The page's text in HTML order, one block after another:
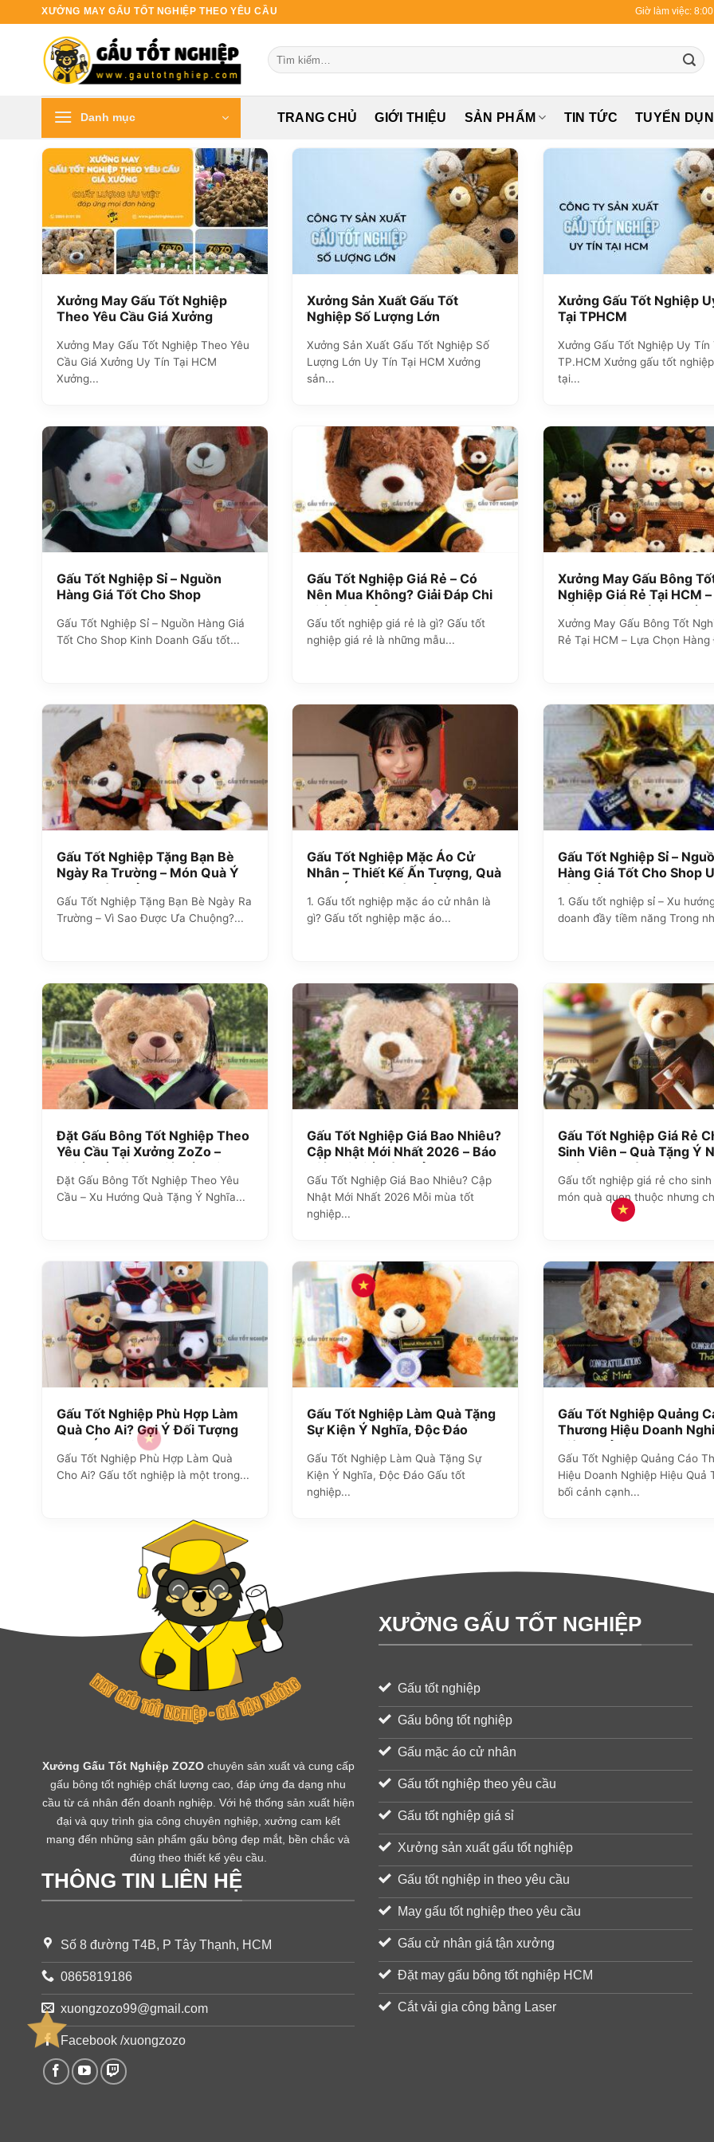
XƯỞNG MAY GẤU TỐT NGHIỆP THEO YÊU CẦU Giờ làm việc:
Tìm
kiếm:
Danh mục TRANG CHỦ GIỚI THIỆU SẢN PHẨM TIN TỨC TUYỂN
Xưởng May Gấu Tốt Nghiệp
Theo Yêu Cầu Giá Xưởng
Xưởng May Gấu Tốt Nghiệp Theo Yêu
Cầu Giá Xưởng Uy Tín Tại HCM
Xưởng...
Xưởng Sản Xuất Gấu Tốt
Nghiệp Số Lượng Lớn
Xưởng Sản Xuất Gấu Tốt Nghiệp Số
Lượng Lớn Uy Tín Tại HCM Xưởng
sản...
Xưởng Gấu Tốt Nghiệp
Tại TPHCM
Xưởng Gấu Tốt Nghiệp Uy Tín
TP.HCM Xưởng gấu tốt
tại...
Gấu Tốt Nghiệp Sỉ – Nguồn
Hàng Giá Tốt Cho Shop
Gấu Tốt Nghiệp Sỉ – Nguồn Hàng Giá
Tốt Cho Shop Kinh Doanh Gấu tốt...
Gấu Tốt Nghiệp Giá Rẻ – Có
Nên Mua Không? Giải Đáp Chi
Tiết Từ Xưởng ZoZo
Gấu tốt nghiệp giá rẻ là gì? Gấu tốt
nghiệp giá rẻ là những mẫu...
Xưởng May Gấu Bông
Nghiệp Giá Rẻ Tại HCM
Kế Theo Yêu Cầu, Chất
Cao
Xưởng May Gấu Bông Tốt
Rẻ Tại HCM – Lựa Chọn
Gấu Tốt Nghiệp Tặng Bạn Bè
Ngày Ra Trường – Món Quà Ý
Nghĩa Từ Xưởng ZoZo
Gấu Tốt Nghiệp Tặng Bạn Bè Ngày Ra
Trường – Vì Sao Được Ưa Chuộng?...
Gấu Tốt Nghiệp Mặc Áo Cử
Nhân – Thiết Kế Ấn Tượng, Quà
Tặng Ý Nghĩa Từ Xưởng ZoZo
1. Gấu tốt nghiệp mặc áo cử nhân là
gì? Gấu tốt nghiệp mặc áo...
Gấu Tốt Nghiệp Sỉ –
Hàng Giá Tốt Cho Shop
Từ Xưởng ZoZo
1. Gấu tốt nghiệp sỉ – Xu
doanh đầy tiềm năng Trong
Đặt Gấu Bông Tốt Nghiệp Theo
Yêu Cầu Tại Xưởng ZoZo –
Thiết Kế Riêng, Giá Tốt, Giao
Nhanh
Đặt Gấu Bông Tốt Nghiệp Theo Yêu
Cầu – Xu Hướng Quà Tặng Ý Nghĩa...
Gấu Tốt Nghiệp Giá Bao Nhiêu?
Cập Nhật Mới Nhất 2026 – Báo
Giá Chi Tiết Từ Xưởng ZoZo
Gấu Tốt Nghiệp Giá Bao Nhiêu? Cập
Nhật Mới Nhất 2026 Mỗi mùa tốt
nghiệp...
Gấu Tốt Nghiệp Giá Rẻ
Sinh Viên – Quà Tặng Ý
Ngày Ra Trường
Gấu tốt nghiệp giá rẻ cho sinh
món quà quen thuộc nhưng
Gấu Tốt Nghiệp Phù Hợp Làm
Quà Cho Ai? Gợi Ý Đối Tượng
Tặng Ý Nghĩa
Gấu Tốt Nghiệp Phù Hợp Làm Quà
Cho Ai? Gấu tốt nghiệp là một trong...
Gấu Tốt Nghiệp Làm Quà Tặng
Sự Kiện Ý Nghĩa, Độc Đáo
Gấu Tốt Nghiệp Làm Quà Tặng Sự
Kiện Ý Nghĩa, Độc Đáo Gấu tốt
nghiệp...
Gấu Tốt Nghiệp Quảng
Thương Hiệu Doanh
Hiệu Quả
Gấu Tốt Nghiệp Quảng Cáo
Hiệu Doanh Nghiệp Hiệu Quả
bối cảnh cạnh...
Xưởng Gấu Tốt Nghiệp ZOZOchuyên sản xuất và cung cấp
gấu bông tốt nghiệp chất lượng cao, đáp ứng đa dạng nhu
cầu từ cá nhân đến doanh nghiệp. Với hệ thống sản xuất hiện
đại và quy trình gia công chuyên nghiệp, xưởng cam kết
mang đến những sản phẩm gấu bông đẹp mắt, bền chắc và
đúng theo thiết kế yêu cầu.
THÔNG TIN LIÊN HỆ
Số 8 đường T4B, P Tây Thạnh, HCM
0865819186
xuongzozo99@gmail.com
Facebook /xuongzozo
XƯỞNG GẤU TỐT NGHIỆP
Gấu tốt nghiệp
Gấu bông tốt nghiệp
Gấu mặc áo cử nhân
Gấu tốt nghiệp theo yêu cầu
Gấu tốt nghiệp giá sỉ
Xưởng sản xuất gấu tốt nghiệp
Gấu tốt nghiệp in theo yêu cầu
May gấu tốt nghiệp theo yêu cầu
Gấu cử nhân giá tận xưởng
Đặt may gấu bông tốt nghiệp HCM
Cắt vải gia công bằng Laser